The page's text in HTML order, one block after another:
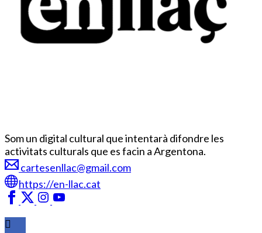
Som un digital cultural que intentarà difondre les
activitats culturals que es facin a Argentona.
cartesenllac@gmail.com
https://en-llac.cat